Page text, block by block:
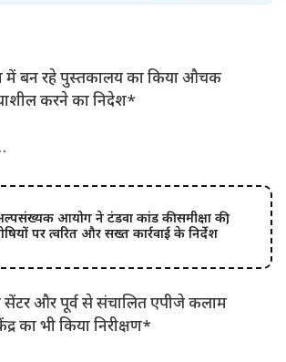
में बन रहे पुस्तकालय का किया औचक
करने का निदेश*
आयोग ने टंडवा कांड की समीक्षा की,
पर त्वरित और सख्त कार्रवाई के निर्देश
सेंटर और पूर्व से संचालित एपीजे कलाम
का भी किया निरीक्षण*